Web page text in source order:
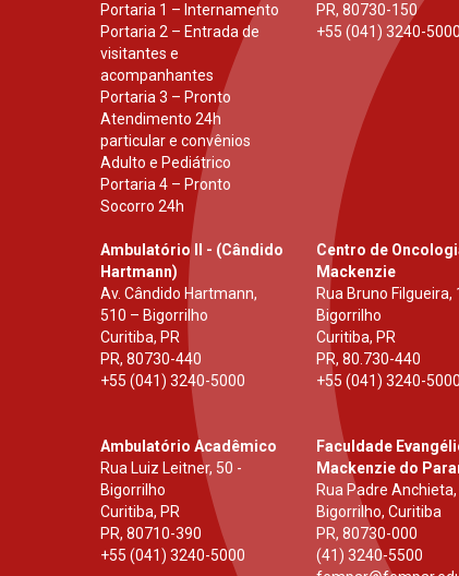
Portaria 1 – Internamento
Portaria 2 – Entrada de
visitantes e
acompanhantes
Portaria 3 – Pronto
Atendimento 24h
particular e convênios
Adulto e Pediátrico
Portaria 4 – Pronto
Socorro 24h
PR,80730-150
+55 (041) 3240-5000
Ambulatório II - (Cândido
Hartmann)
Av. Cândido Hartmann,
510 – Bigorrilho
Curitiba, PR
PR, 80730-440
+55 (041) 3240-5000
Centro de
Mackenzie
Rua Bruno Filgueira,
Bigorrilho
Curitiba, PR
PR,80.730-440
+55 (041) 3240-5000
Ambulatório Acadêmico
Rua Luiz Leitner, 50 -
Bigorrilho
Curitiba, PR
PR, 80710-390
+55 (041) 3240-5000
Faculdade
Mackenzie do
Rua Padre
Bigorrilho, Curitiba
PR,80730-000
(41) 3240-5500